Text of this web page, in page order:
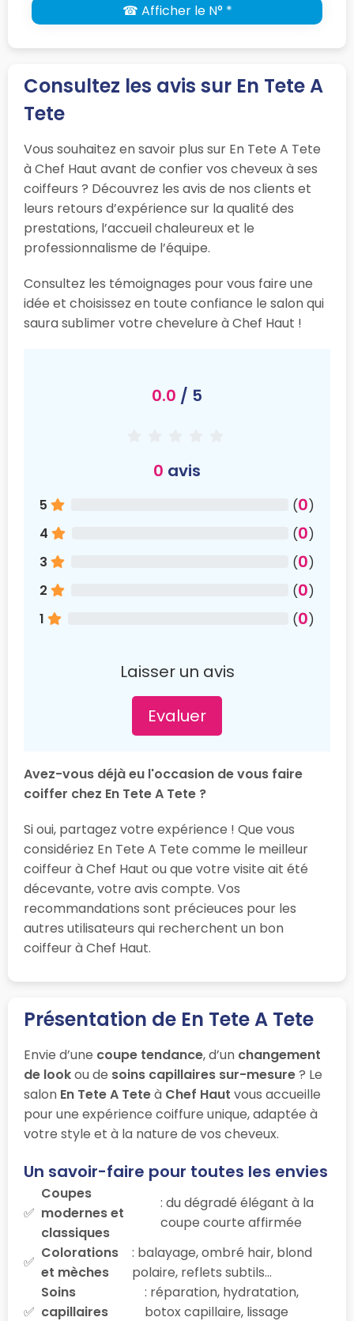
☎ Afficher le N° *
Consultez les avis sur En Tete A
Tete
Vous souhaitez en savoir plus sur En Tete A Tete
à Chef Haut avant de confier vos cheveux à ses
coiffeurs ? Découvrez les avis de nos clients et
leurs retours d’expérience sur la qualité des
prestations, l’accueil chaleureux et le
professionnalisme de l’équipe.
Consultez les témoignages pour vous faire une
idée et choisissez en toute confiance le salon qui
saura sublimer votre chevelure à Chef Haut !
0.0 / 5
0 avis
5 (0)
4
(0)
3
(0)
2
(0)
1
(0)
Laisser un avis
Evaluer
Avez-vous déjà eu l'occasion de vous faire
coiffer chez En Tete A Tete ?
Si oui, partagez votre expérience ! Que vous
considériez En Tete A Tete comme le meilleur
coiffeur à Chef Haut ou que votre visite ait été
décevante, votre avis compte. Vos
recommandations sont précieuces pour les
autres utilisateurs qui recherchent un bon
coiffeur à Chef Haut.
Présentation de En Tete A Tete
Envie d’une coupe tendance, d’un changement
de lookou de soins capillaires sur-mesure? Le
salon En Tete A Teteà Chef Haut vous accueille
pour une expérience coiffure unique, adaptée à
votre style et à la nature de vos cheveux.
Un savoir-faire pour toutes les envies
Coupes
modernes et
classiques
: du dégradé élégant à la
coupe courte affirmée
Colorations
et mèches
: balayage, ombré hair, blond
polaire, reflets subtils…
Soins
capillaires
: réparation, hydratation,
botox capillaire, lissage